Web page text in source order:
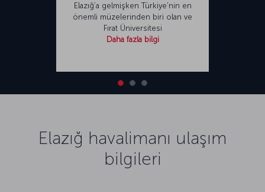
Elazığ’a gelmişken Türkiye'nin en
önemli müzelerinden biri olan ve
Fırat Üniversitesi
Daha fazla bilgi
Elazığ havalimanı ulaşım
bilgileri